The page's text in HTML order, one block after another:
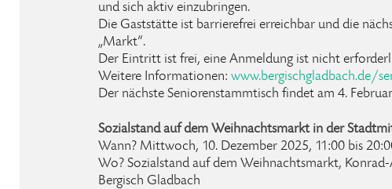
und sich aktiv einzubringen.
Die Gaststätte ist barrierefrei erreichbar und die
„Markt“.
Der Eintritt ist frei, eine Anmeldung ist nicht
Weitere Informationen: www.bergischgladbach.de/
Der nächste Seniorenstammtisch findet am 4.
Sozialstand auf dem Weihnachtsmarkt in der
Wann? Mittwoch, 10. Dezember 2025, 11:00 bis
Wo? Sozialstand auf dem Weihnachtsmarkt,
Bergisch Gladbach